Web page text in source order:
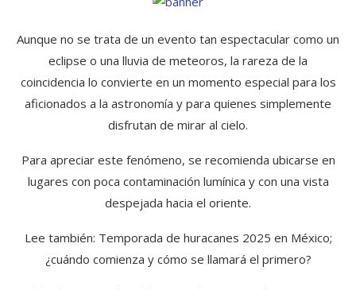
Aunque no se trata de un evento tan espectacular como un
eclipse o una lluvia de meteoros, la rareza de la
coincidencia lo convierte en un momento especial para los
aficionados a la astronomía y para quienes simplemente
disfrutan de mirar al cielo.
Para apreciar este fenómeno, se recomienda ubicarse en
lugares con poca contaminación lumínica y con una vista
despejada hacia el oriente.
Lee también: Temporada de huracanes 2025 en México;
¿cuándo comienza y cómo se llamará el primero?